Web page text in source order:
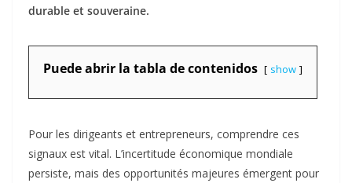
durable et souveraine.
Puede abrir la tabla de contenidos show
Pour les dirigeants et entrepreneurs, comprendre ces
signaux est vital. L’incertitude économique mondiale
persiste, mais des opportunités majeures émergent pour